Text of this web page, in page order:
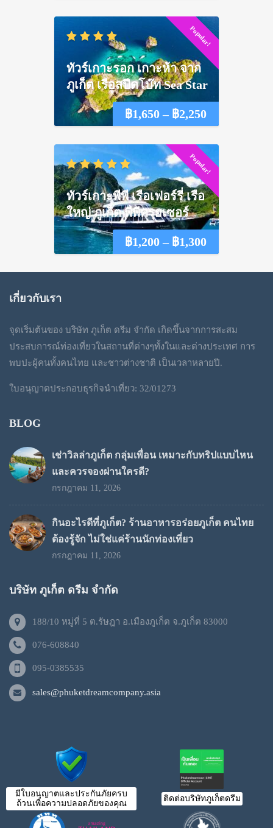
฿1,550
through
฿2,100
Popular!
฿1,650 – ฿2,250Price
฿1,650
through
฿2,250
ทัวร์เกาะรอก เกาะห้า จาก
ภูเก็ต เรือสปีดโบ๊ท Sea Star
Popular!
฿1,200 – ฿1,300Price
ทัวร์เกาะพีพี เรือเฟอร์รี่ เรือ
ใหญ่ ภูเก็ต พีพีครุยเซอร์
เกี่ยวกับเรา
จุดเริ่มต้นของ บริษัท ภูเก็ต ดรีม จำกัด เกิดขึ้นจากการสะสม
ประสบการณ์ท่องเที่ยวในสถานที่ต่างๆทั้งในและต่างประเทศ การ
พบปะผู้คนทั้งคนไทย และชาวต่างชาติ เป็นเวลาหลายปี.
ใบอนุญาตประกอบธุรกิจนำเที่ยว: 32/01273
BLOG
เช่าวิลล่าภูเก็ต กลุ่มเพื่อน เหมาะกับทริปแบบไหน
และควรจองผ่านใครดี?
กรกฎาคม 11, 2026
กินอะไรดีที่ภูเก็ต? ร้านอาหารอร่อยภูเก็ต คนไทย
ต้องรู้จัก ไม่ใช่แค่ร้านนักท่องเที่ยว
กรกฎาคม 11, 2026
บริษัท ภูเก็ต ดรีม จำกัด
188/10 หมู่ที่ 5 ต.รัษฎา อ.เมืองภูเก็ต จ.ภูเก็ต 83000
076-608840
095-0385535
sales@phuketdreamcompany.asia
มีใบอนุญาตและประกันภัยครบ
ถ้วนเพื่อความปลอดภัยของคุณ
ติดต่อบริษัทภูเก็ตดรีม